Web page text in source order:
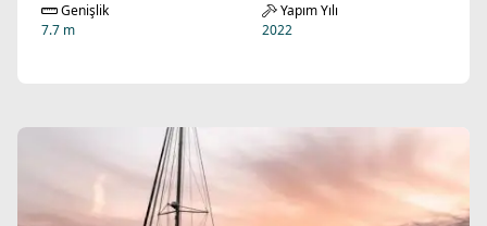
Genişlik
7.7 m
Yapım Yılı
2022